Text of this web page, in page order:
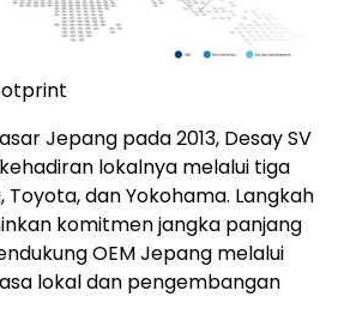
Jepang pada 2013, Desay SV
lokalnya melalui tiga
Toyota, dan Yokohama. Langkah
komitmen jangka panjang
OEM Jepang melalui
lokal dan pengembangan